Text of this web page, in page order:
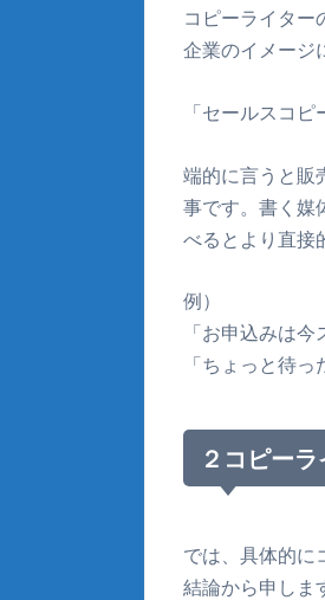
コピーライター
企業のイメージ
「セールスコ
端的に言うと販
事です。書く媒
べるとより直接
例）
「お申込みは今
「ちょっと待
２コピー
では、具体的に
結論から申しま